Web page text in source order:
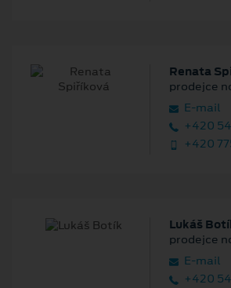
Renata
prodejce
E‑mail
+420
+420
Lukáš
prodejce
E‑mail
+420